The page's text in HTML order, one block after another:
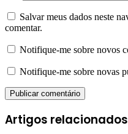
Salvar meus dados neste
comentar.
Notifique-me sobre novos
Notifique-me sobre novas
Artigos relacionados